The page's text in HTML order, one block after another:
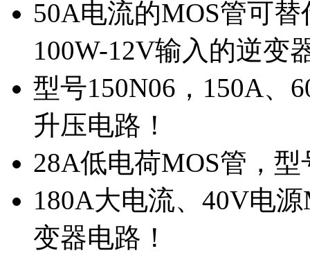
50A电流的MOS管可
100W-12V输入的逆变
型号150N06，150A、
升压电路！
28A低电荷MOS管，
180A大电流、40V电
变器电路！